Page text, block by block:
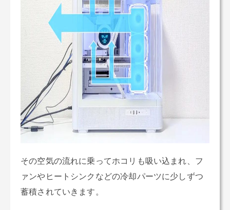
その空気の流れに乗ってホコリも吸い込まれ、フ
ァンやヒートシンクなどの冷却パーツに少しずつ
蓄積されていきます。